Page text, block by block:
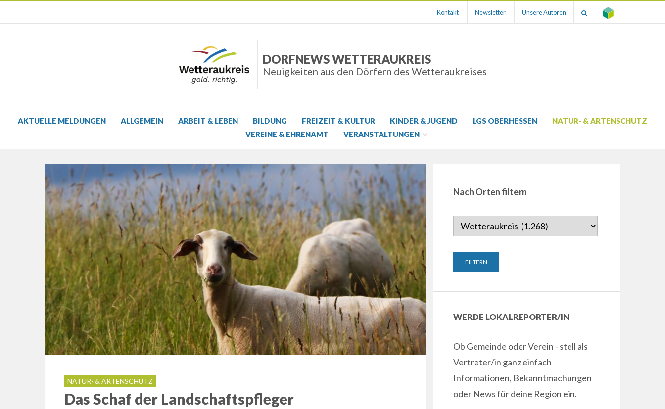
Kontakt Newsletter Unsere Autoren
DORFNEWS WETTERAUKREIS
Neuigkeiten aus den Dörfern des Wetteraukreises
AKTUELLE MELDUNGEN ALLGEMEIN ARBEIT & LEBEN BILDUNG FREIZEIT & KULTUR KINDER & JUGEND LGS OBERHESSEN
NATUR- & ARTENSCHUTZ
VEREINE & EHRENAMT
VERANSTALTUNGEN
NATUR- & ARTENSCHUTZ
Das Schaf der Landschaftspfleger
Nach Orten filtern
WERDE LOKALREPORTER/IN
Ob Gemeinde oder Verein - stell als
Vertreter/in ganz einfach
Informationen, Bekanntmachungen
oder News für deine Region ein.